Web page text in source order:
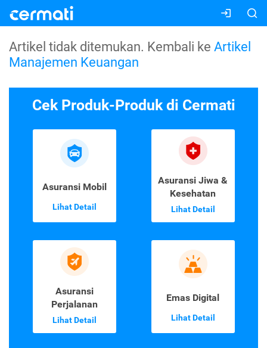
Artikel tidak ditemukan. Kembali ke Artikel
Manajemen Keuangan
Cek Produk-Produk di Cermati
Asuransi Mobil
Lihat Detail
Asuransi Jiwa &
Kesehatan
Lihat Detail
Asuransi
Perjalanan
Lihat Detail
Emas Digital
Lihat Detail